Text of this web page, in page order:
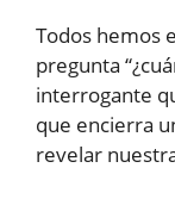
Todos hemos
pregunta
interrogante
que encierra
revelar